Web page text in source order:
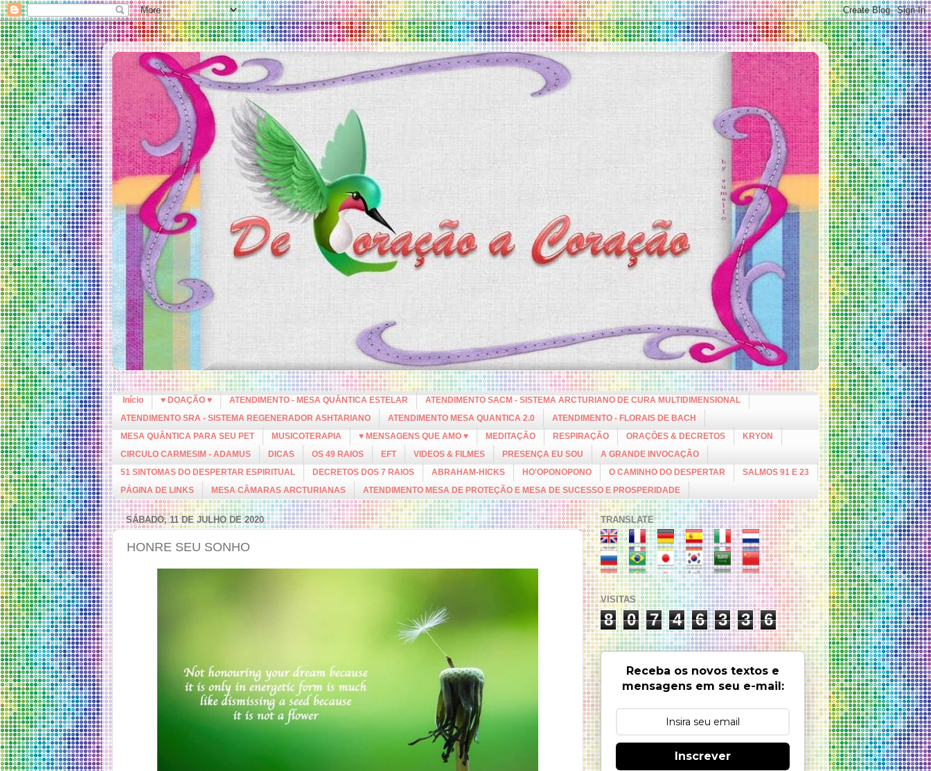
Início ♥ DOAÇÃO ♥ ATENDIMENTO - MESA QUÂNTICA ESTELAR
ATENDIMENTO SACM - SISTEMA ARCTURIANO DE CURA MULTIDIMENSIONAL
ATENDIMENTO SRA - SISTEMA REGENERADOR ASHTARIANO
ATENDIMENTO MESA QUANTICA 2.0
ATENDIMENTO - FLORAIS DE BACH
MESA QUÂNTICA PARA SEU PET
MUSICOTERAPIA ♥ MENSAGENS QUE AMO ♥ MEDITAÇÃO RESPIRAÇÃO ORAÇÕES & DECRETOS
KRYON
CIRCULO CARMESIM - ADAMUS
DICAS OS 49 RAIOS EFT VIDEOS & FILMES PRESENÇA EU SOU
A GRANDE INVOCAÇÃO
51 SINTOMAS DO DESPERTAR ESPIRITUAL
DECRETOS DOS 7 RAIOS ABRAHAM-HICKS HO'OPONOPONO O CAMINHO DO DESPERTAR
SALMOS 91 E 23
PÁGINA DE LINKS
MESA CÂMARAS ARCTURIANAS ATENDIMENTO MESA DE PROTEÇÃO E MESA DE SUCESSO E PROSPERIDADE
SÁBADO, 11 DE JULHO DE 2020
HONRE SEU SONHO
TRANSLATE
VISITAS
8 0 7 4 6 3 3 6
Receba os novos textos e
mensagens em seu e-mail:
Inscrever